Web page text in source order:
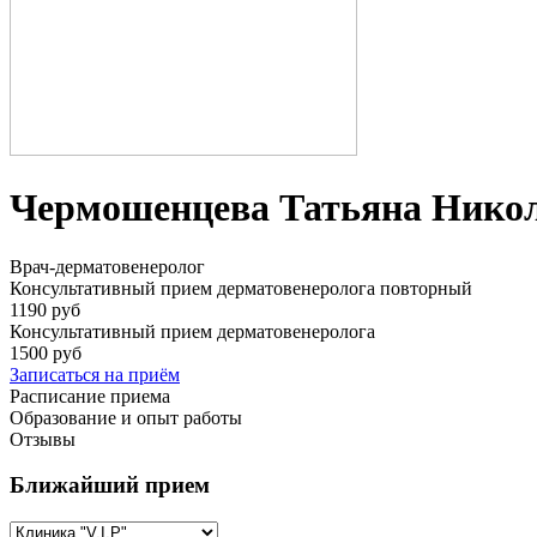
Чермошенцева Татьяна
Врач-дерматовенеролог
Консультативный прием дерматовенеролога повторный
1190 руб
Консультативный прием дерматовенеролога
1500 руб
Записаться на приём
Расписание приема
Образование и опыт работы
Отзывы
Ближайший прием